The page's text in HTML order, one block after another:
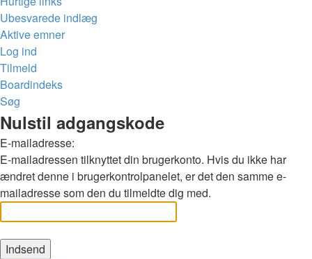
Ubesvarede indlæg
Aktive emner
Log ind
Tilmeld
Boardindeks
Søg
Nulstil adgangskode
E-mailadresse:
E-mailadressen tilknyttet din brugerkonto. Hvis du ikke har
ændret denne i brugerkontrolpanelet, er det den samme e-
mailadresse som den du tilmeldte dig med.